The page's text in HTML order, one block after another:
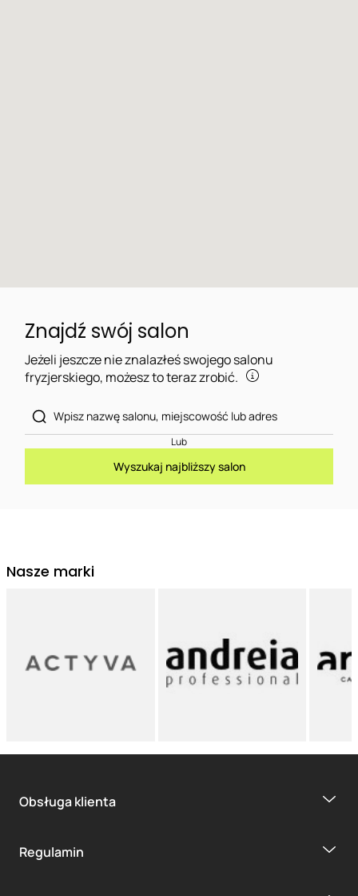
Znajdź swój salon
Jeżeli jeszcze nie znalazłeś swojego salonu
fryzjerskiego, możesz to teraz zrobić.
Lub
Wyszukaj najbliższy salon
Nasze marki
Obsługa klienta
Regulamin